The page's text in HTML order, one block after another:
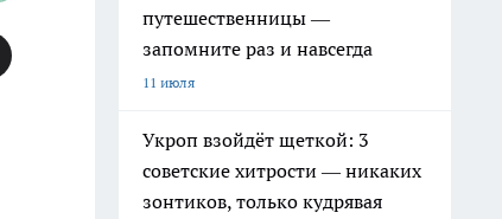
путешественницы —
запомните раз и навсегда
11 июля
Укроп взойдёт щеткой: 3
советские хитрости — никаких
зонтиков, только кудрявая